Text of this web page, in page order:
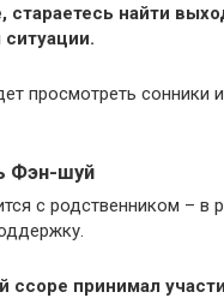
стараетесь найти
просмотреть сонники
Фэн-шуй
с родственником – в
ссоре принимал